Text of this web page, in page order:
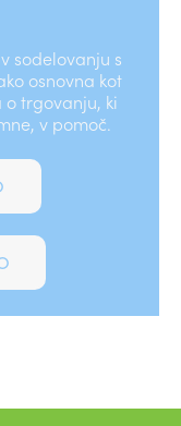
sodelovanju s
osnovna kot
trgovanju, ki
v pomoč.